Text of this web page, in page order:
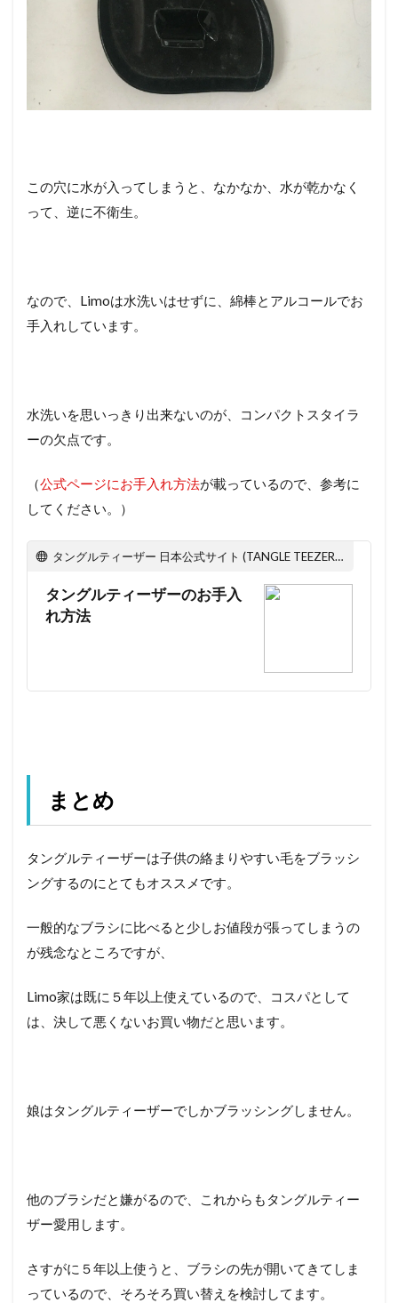
この穴に水が入ってしまうと、なかなか、水が乾かなく
って、逆に不衛生。
なので、Limoは水洗いはせずに、綿棒とアルコールでお
手入れしています。
水洗いを思いっきり出来ないのが、コンパクトスタイラ
ーの欠点です。
（公式ページにお手入れ方法が載っているので、参考に
してください。）
タングルティーザー 日本公式サイト (TANGLE TEEZER JAPAN)
タングルティーザーのお手入
れ方法
まとめ
タングルティーザーは子供の絡まりやすい毛をブラッシ
ングするのにとてもオススメです。
一般的なブラシに比べると少しお値段が張ってしまうの
が残念なところですが、
Limo家は既に５年以上使えているので、コスパとして
は、決して悪くないお買い物だと思います。
娘はタングルティーザーでしかブラッシングしません。
他のブラシだと嫌がるので、これからもタングルティー
ザー愛用します。
さすがに５年以上使うと、ブラシの先が開いてきてしま
っているので、そろそろ買い替えを検討してます。